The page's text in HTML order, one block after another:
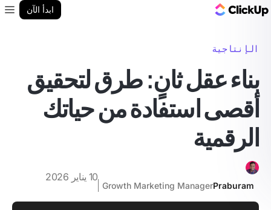
ابدأ الآن
الإنتاجية
بناء عقل ثانٍ: طرق لتحقيق
أقصى استفادة من حياتك
الرقمية
Praburam
Growth Marketing Manager
10 يناير 2026